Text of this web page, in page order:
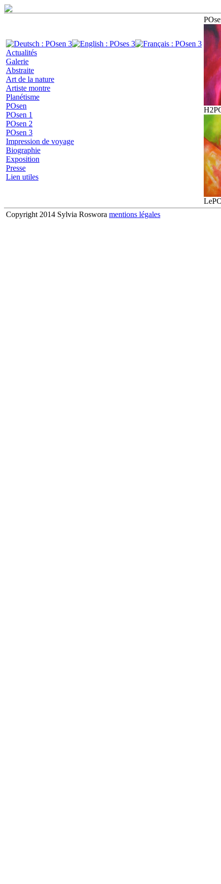
Actualités
Galerie
Abstraite
Art de la nature
Artiste montre
Planétisme
POsen
POsen 1
POsen 2
POsen 3
Impression de voyage
Biographie
Exposition
Presse
Lien utiles
Copyright 2014 Sylvia Roswora mentions légales